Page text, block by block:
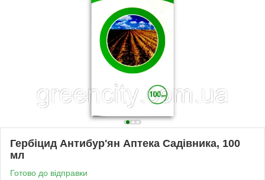
Гербіцид Антибур'ян Аптека Садівника, 100
мл
Готово до відправки